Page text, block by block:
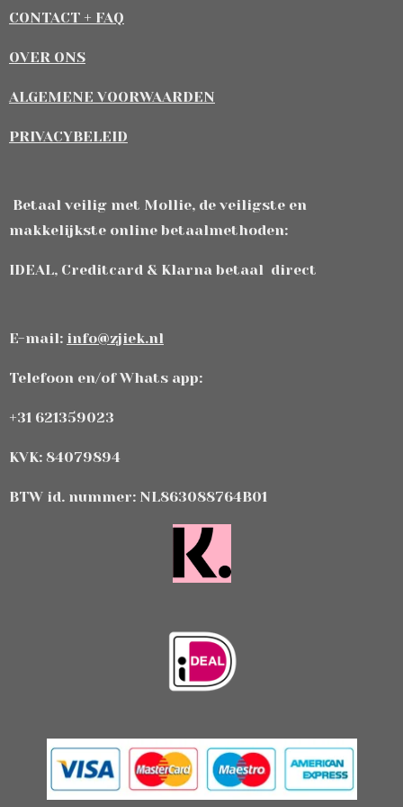
CONTACT + FAQ
OVER ONS
ALGEMENE VOORWAARDEN
PRIVACYBELEID
Betaal veilig met Mollie, de veiligste en
makkelijkste online betaalmethoden:
IDEAL, Creditcard & Klarna betaal direct
E-mail: info@zjiek.nl
Telefoon en/of Whats app:
+31 621359023
KVK: 84079894
BTW id. nummer: NL863088764B01